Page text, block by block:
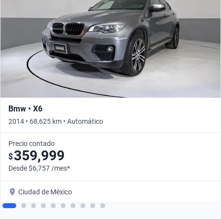
Bmw • X6
2014 • 68,625 km • Automático
Precio contado
$359,999
Desde $6,757 /mes*
Ciudad de México